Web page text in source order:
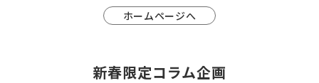
ホームページへ
新春限定コラム企画